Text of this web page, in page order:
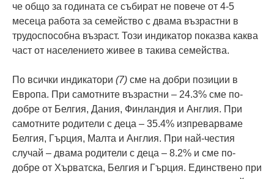
че общо за годината се събират не повече от 4-5
месеца работа за семейство с двама възрастни в
трудоспособна възраст. Този индикатор показва каква
част от населението живее в такива семейства.
По всички индикатори (7) сме на добри позиции в
Европа. При самотните възрастни – 24.3% сме по-
добре от Белгия, Дания, Финландия и Англия. При
самотните родители с деца – 35.4% изпреварваме
Белгия, Гърция, Малта и Англия. При най-честия
случай – двама родители с деца – 8.2% и сме по-
добре от Хърватска, Белгия и Гърция. Единствено при